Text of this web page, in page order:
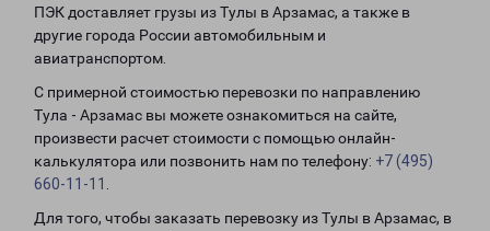
ПЭК доставляет грузы из Тулы в Арзамас, а также в
другие города России автомобильным и
авиатранспортом.
С примерной стоимостью перевозки по направлению
Тула - Арзамас вы можете ознакомиться на сайте,
произвести расчет стоимости с помощью онлайн-
калькулятора или позвонить нам по телефону: +7 (495)
660-11-11
Для того, чтобы заказать перевозку из Тулы в Арзамас, в